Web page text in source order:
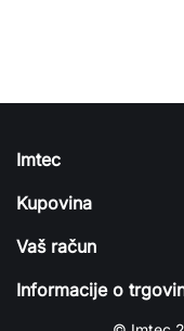
Imtec
Kupovina
Vaš račun
Informacije o